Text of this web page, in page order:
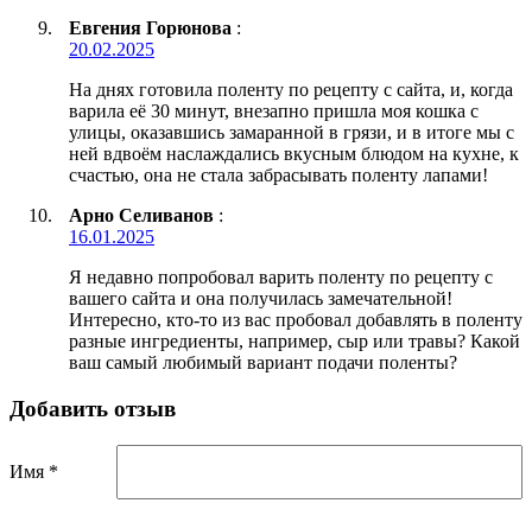
Евгения Горюнова :
20.02.2025
На днях готовила поленту по рецепту с сайта, и, когда
варила её 30 минут, внезапно пришла моя кошка с
улицы, оказавшись замаранной в грязи, и в итоге мы с
ней вдвоём наслаждались вкусным блюдом на кухне, к
счастью, она не стала забрасывать поленту лапами!
Арно Селиванов :
16.01.2025
Я недавно попробовал варить поленту по рецепту с
вашего сайта и она получилась замечательной!
Интересно, кто-то из вас пробовал добавлять в поленту
разные ингредиенты, например, сыр или травы? Какой
ваш самый любимый вариант подачи поленты?
Добавить отзыв
Имя *